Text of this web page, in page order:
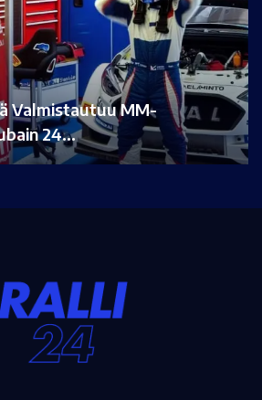
Valmistautuu MM-
24…